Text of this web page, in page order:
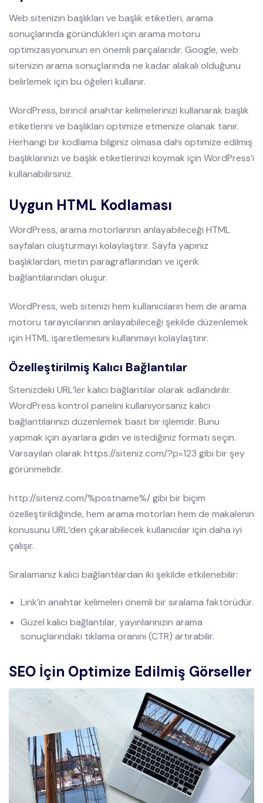
Web sitenizin başlıkları ve başlık etiketleri, arama
sonuçlarında göründükleri için arama motoru
optimizasyonunun en önemli parçalarıdır. Google, web
sitenizin arama sonuçlarında ne kadar alakalı olduğunu
belirlemek için bu öğeleri kullanır.
WordPress, birincil anahtar kelimelerinizi kullanarak başlık
etiketlerini ve başlıkları optimize etmenize olanak tanır.
Herhangi bir kodlama bilginiz olmasa dahi optimize edilmiş
başlıklarınızı ve başlık etiketlerinizi koymak için WordPress’i
kullanabilirsiniz.
Uygun HTML Kodlaması
WordPress, arama motorlarının anlayabileceği HTML
sayfaları oluşturmayı kolaylaştırır. Sayfa yapınız
başlıklardan, metin paragraflarından ve içerik
bağlantılarından oluşur.
WordPress, web sitenizi hem kullanıcıların hem de arama
motoru tarayıcılarının anlayabileceği şekilde düzenlemek
için HTML işaretlemesini kullanmayı kolaylaştırır.
Özelleştirilmiş Kalıcı Bağlantılar
Sitenizdeki URL’ler kalıcı bağlantılar olarak adlandırılır.
WordPress kontrol panelini kullanıyorsanız kalıcı
bağlantılarınızı düzenlemek basit bir işlemdir. Bunu
yapmak için ayarlara gidin ve istediğiniz formatı seçin.
Varsayılan olarak https://siteniz.com/?p=123 gibi bir şey
görünmelidir.
http://siteniz.com/%postname%/ gibi bir biçim
özelleştirildiğinde, hem arama motorları hem de makalenin
konusunu URL’den çıkarabilecek kullanıcılar için daha iyi
çalışır.
Sıralamanız kalıcı bağlantılardan iki şekilde etkilenebilir:
Link’in anahtar kelimeleri önemli bir sıralama faktörüdür.
Güzel kalıcı bağlantılar, yayınlarınızın arama
sonuçlarındaki tıklama oranını (CTR) artırabilir.
SEO İçin Optimize Edilmiş Görseller